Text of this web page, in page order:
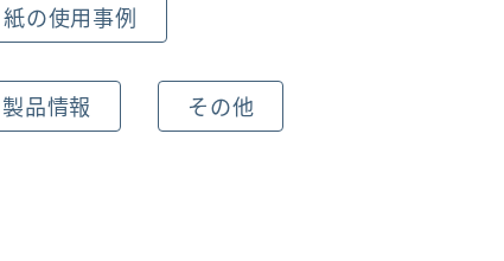
紙の使用事例
製品情報 その他